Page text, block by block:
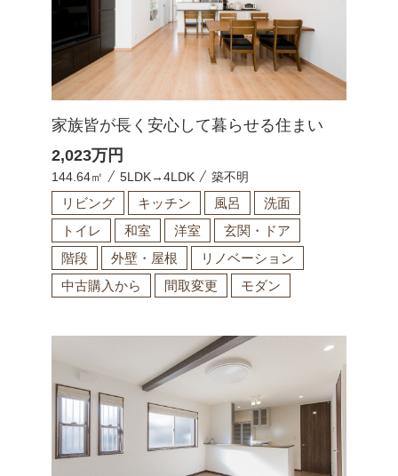
家族皆が長く安心して暮らせる住まい
2,023万円
144.64㎡ 5LDK→4LDK 築不明
リビング キッチン 風呂
洗面
トイレ
和室 洋室
玄関・ドア
階段
外壁・屋根
リノベーション
中古購入から
間取変更 モダン